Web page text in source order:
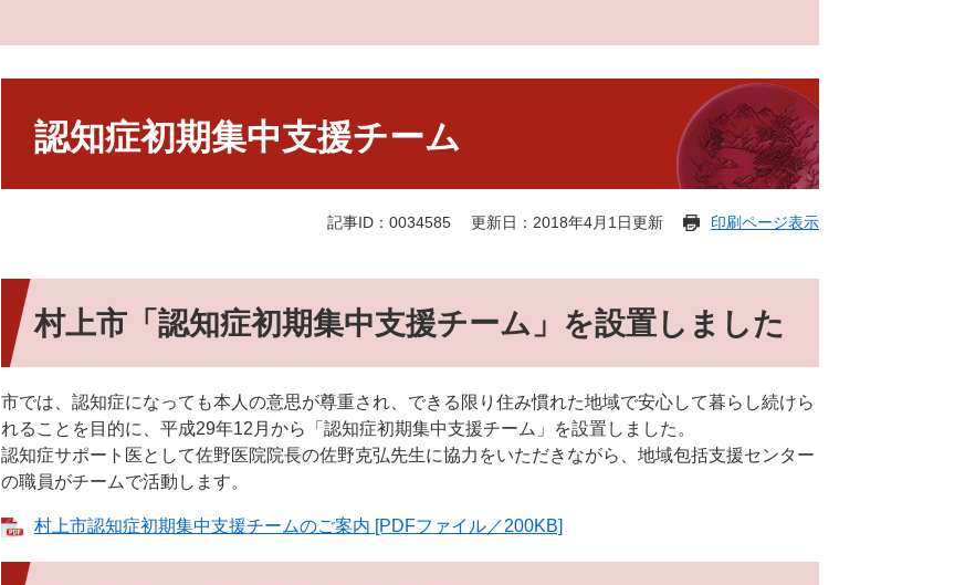
認知症初期集中支援チーム
記事ID：0034585 更新日：2018年4月1日更新 印刷ページ表示
村上市「認知症初期集中支援チーム」を設置しました
市では、認知症になっても本人の意思が尊重され、できる限り住み慣れた地域で安心して暮らし続けら
れることを目的に、平成29年12月から「認知症初期集中支援チーム」を設置しました。
認知症サポート医として佐野医院院長の佐野克弘先生に協力をいただきながら、地域包括支援センター
の職員がチームで活動します。
村上市認知症初期集中支援チームのご案内 [PDFファイル／200KB]